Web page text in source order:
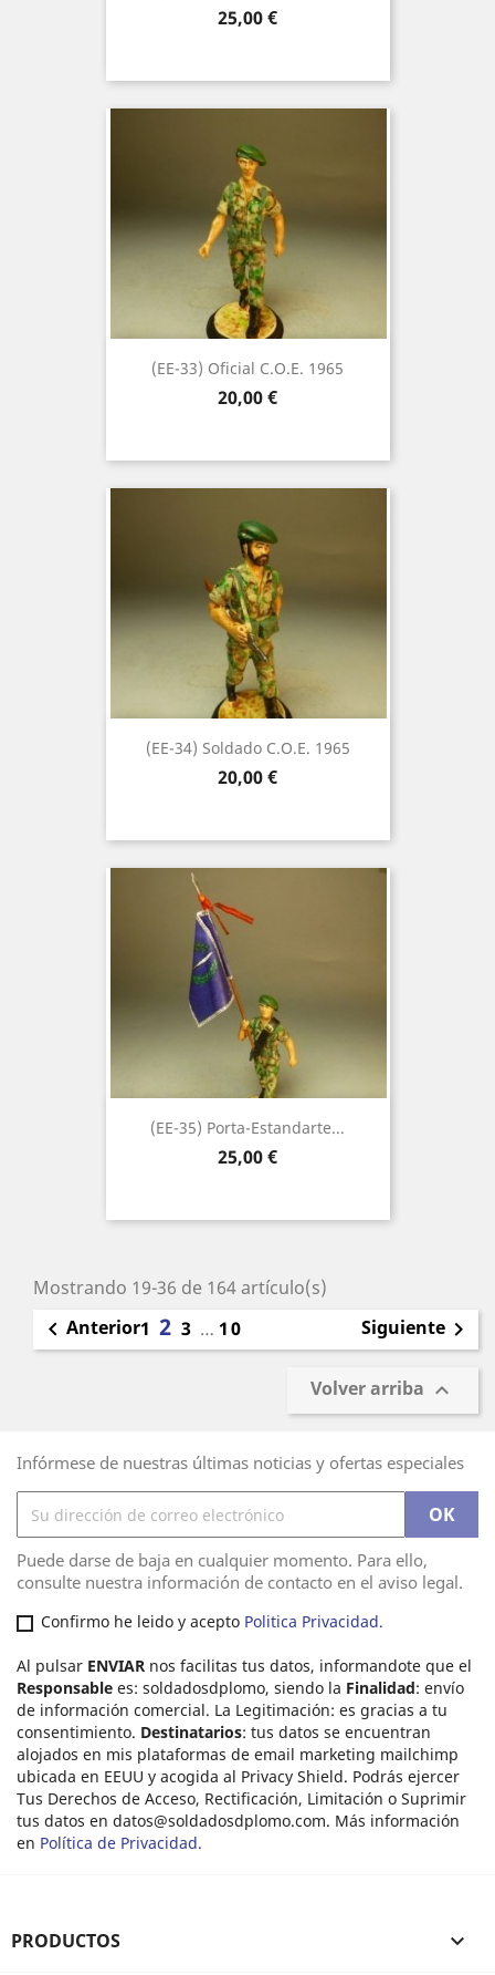
Precio
25,00 €
(EE-33) Oficial C.O.E. 1965
Precio
20,00 €
(EE-34) Soldado C.O.E. 1965
Precio
20,00 €
(EE-35) Porta-Estandarte...
Precio
25,00 €
Mostrando 19-36 de 164 artículo(s)
 Anterior1 2 3 … 10 Siguiente 
Volver arriba 
Infórmese de nuestras últimas noticias y ofertas especiales
Puede darse de baja en cualquier momento. Para ello,
consulte nuestra información de contacto en el aviso legal.
Confirmo he leido y acepto Politica Privacidad.
Al pulsar ENVIAR nos facilitas tus datos, informandote que el
Responsable es: soldadosdplomo, siendo la Finalidad: envío
de información comercial. La Legitimación: es gracias a tu
consentimiento. Destinatarios: tus datos se encuentran
alojados en mis plataformas de email marketing mailchimp
ubicada en EEUU y acogida al Privacy Shield. Podrás ejercer
Tus Derechos de Acceso, Rectificación, Limitación o Suprimir
tus datos en datos@soldadosdplomo.com. Más información
en Política de Privacidad.
PRODUCTOS 